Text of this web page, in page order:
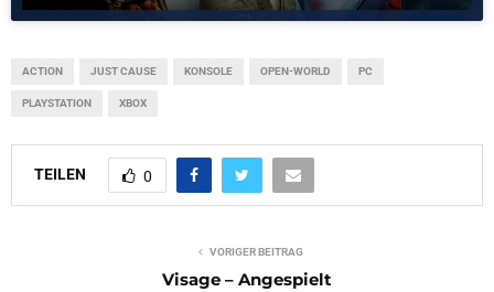
ACTION JUST CAUSE KONSOLE OPEN-WORLD PC
PLAYSTATION XBOX
TEILEN 0
VORIGER BEITRAG
Visage – Angespielt